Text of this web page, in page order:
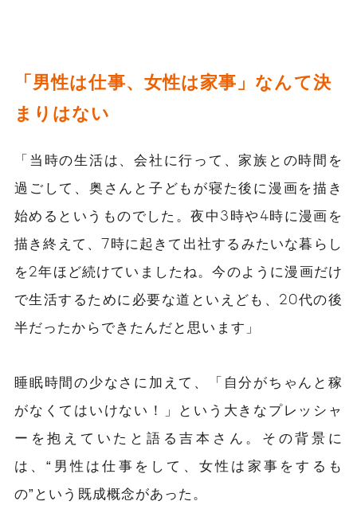
「男性は仕事、女性は家事」なんて決
まりはない
「当時の生活は、会社に行って、家族との時間を
過ごして、 奥さんと子どもが寝た後に漫画を描き
始める というものでした。夜中3時や4時に漫画を
描 き終 えて、7時に起きて出社するみたいな暮らし
を2年ほど続けていましたね。今のように漫画だけ
で生活するために必要な道といえども、20代の後
半だったからできたんだと思います」
睡眠時間の少なさに加えて、「自分がちゃんと稼
がなくてはいけない！」という大きなプレッシャ
ーを抱えていたと語る吉本さん。その背景に
は、“男性は仕事をして、女性は家事をするも
の”という既成概念があった。